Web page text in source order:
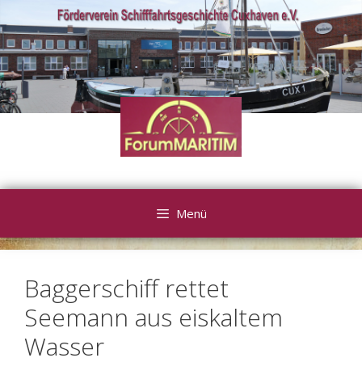
Inhalt
springen
Menü
Baggerschiff rettet
Seemann aus eiskaltem
Wasser